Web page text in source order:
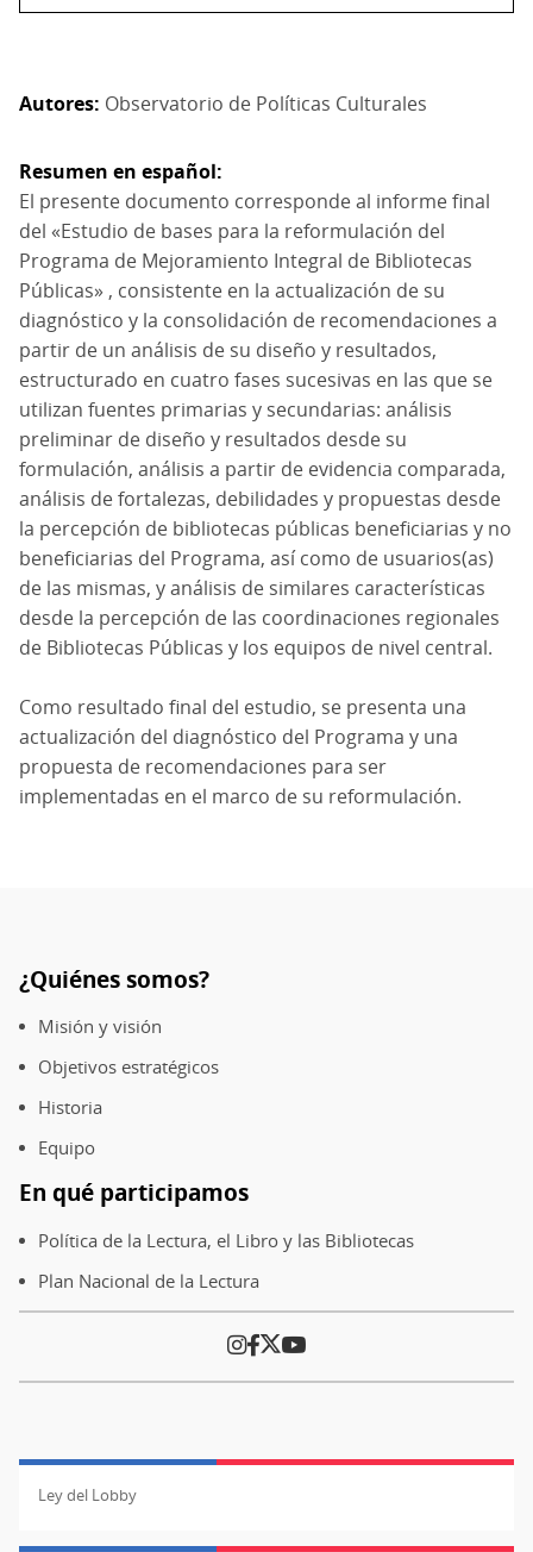
Autores Observatorio de Políticas Culturales
Resumen en español
El presente documento corresponde al informe final
del «Estudio de bases para la reformulación del
Programa de Mejoramiento Integral de Bibliotecas
Públicas» , consistente en la actualización de su
diagnóstico y la consolidación de recomendaciones a
partir de un análisis de su diseño y resultados,
estructurado en cuatro fases sucesivas en las que se
utilizan fuentes primarias y secundarias: análisis
preliminar de diseño y resultados desde su
formulación, análisis a partir de evidencia comparada,
análisis de fortalezas, debilidades y propuestas desde
la percepción de bibliotecas públicas beneficiarias y no
beneficiarias del Programa, así como de usuarios(as)
de las mismas, y análisis de similares características
desde la percepción de las coordinaciones regionales
de Bibliotecas Públicas y los equipos de nivel central.
Como resultado final del estudio, se presenta una
actualización del diagnóstico del Programa y una
propuesta de recomendaciones para ser
implementadas en el marco de su reformulación.
Pie
de
página
¿Quiénes somos?
Misión y visión
Objetivos estratégicos
Historia
Equipo
En qué participamos
Política de la Lectura, el Libro y las Bibliotecas
Plan Nacional de la Lectura
Ley del Lobby